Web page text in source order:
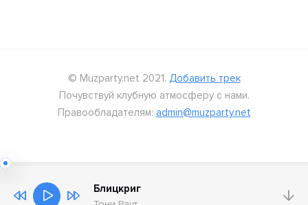
© Muzparty.net 2021. Добавить трек
Почувствуй клубную атмосферу с нами.
Правообладателям: admin@muzparty.net
Блицкриг